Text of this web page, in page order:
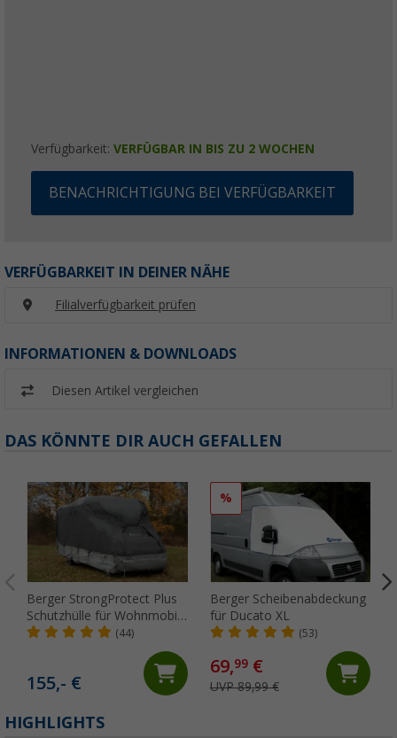
Verfügbarkeit: VERFÜGBAR IN BIS ZU 2 WOCHEN
BENACHRICHTIGUNG BEI VERFÜGBARKEIT
VERFÜGBARKEIT IN DEINER NÄHE
Filialverfügbarkeit prüfen
INFORMATIONEN & DOWNLOADS
Diesen Artikel vergleichen
DAS KÖNNTE DIR AUCH GEFALLEN
Berger StrongProtect Plus
Schutzhülle für Wohnmobil,
Kastenwagen & Van 550 -
(44)
155,- €
%
Berger Scheibenabdeckung
für Ducato XL
(53)
69,99€
UVP 89,99 €
HIGHLIGHTS